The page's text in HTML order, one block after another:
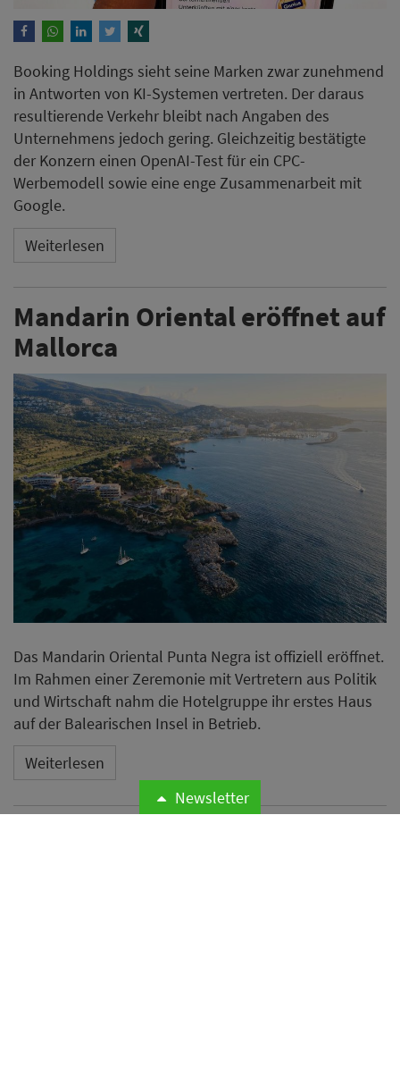
Booking Holdings sieht seine Marken zwar zunehmend
in Antworten von KI-Systemen vertreten. Der daraus
resultierende Verkehr bleibt nach Angaben des
Unternehmens jedoch gering. Gleichzeitig bestätigte
der Konzern einen OpenAI-Test für ein CPC-
Werbemodell sowie eine enge Zusammenarbeit mit
Google.
Weiterlesen
Mandarin Oriental eröffnet auf
Mallorca
Das Mandarin Oriental Punta Negra ist offiziell eröffnet.
Im Rahmen einer Zeremonie mit Vertretern aus Politik
und Wirtschaft nahm die Hotelgruppe ihr erstes Haus
auf der Balearischen Insel in Betrieb.
Weiterlesen
Newsletter